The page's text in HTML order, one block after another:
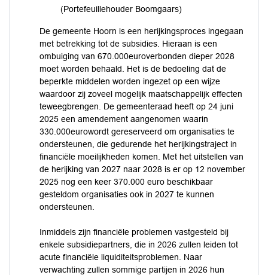
(Portefeuillehouder Boomgaars)
De gemeente Hoorn is een herijkingsproces ingegaan
met betrekking tot de subsidies. Hieraan is een
ombuiging van 670.000euroverbonden dieper 2028
moet worden behaald. Het is de bedoeling dat de
beperkte middelen worden ingezet op een wijze
waardoor zij zoveel mogelijk maatschappelijk effecten
teweegbrengen. De gemeenteraad heeft op 24 juni
2025 een amendement aangenomen waarin
330.000eurowordt gereserveerd om organisaties te
ondersteunen, die gedurende het herijkingstraject in
financiële moeilijkheden komen. Met het uitstellen van
de herijking van 2027 naar 2028 is er op 12 november
2025 nog een keer 370.000 euro beschikbaar
gesteldom organisaties ook in 2027 te kunnen
ondersteunen.
Inmiddels zijn financiële problemen vastgesteld bij
enkele subsidiepartners, die in 2026 zullen leiden tot
acute financiële liquiditeitsproblemen. Naar
verwachting zullen sommige partijen in 2026 hun